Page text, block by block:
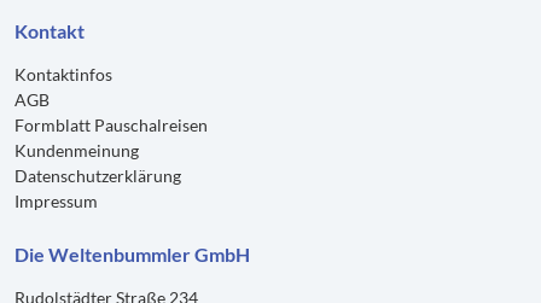
Kontakt
Kontaktinfos
AGB
Formblatt Pauschalreisen
Kundenmeinung
Datenschutzerklärung
Impressum
Die Weltenbummler GmbH
Rudolstädter Straße 234